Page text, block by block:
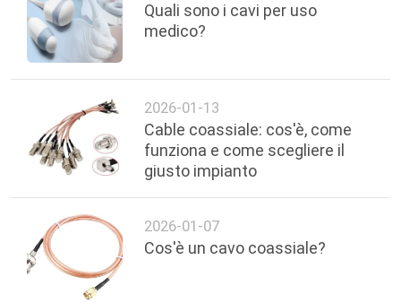
Quali sono i cavi per uso
medico?
2026-01-13
Cable coassiale: cos'è, come
funziona e come scegliere il
giusto impianto
2026-01-07
Cos'è un cavo coassiale?